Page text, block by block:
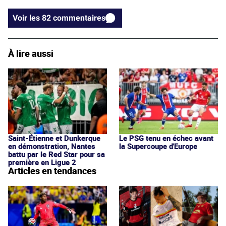
Voir les 82 commentaires
À lire aussi
Saint-Étienne et Dunkerque
en démonstration, Nantes
battu par le Red Star pour sa
première en Ligue 2
Le PSG tenu en échec avant
la Supercoupe d'Europe
Articles en tendances